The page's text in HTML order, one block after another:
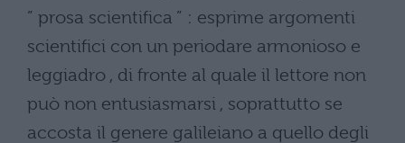
” prosa scientifica ” : esprime argomenti
scientifici con un periodare armonioso e
leggiadro , di fronte al quale il lettore non
può non entusiasmarsi , soprattutto se
accosta il genere galileiano a quello degli